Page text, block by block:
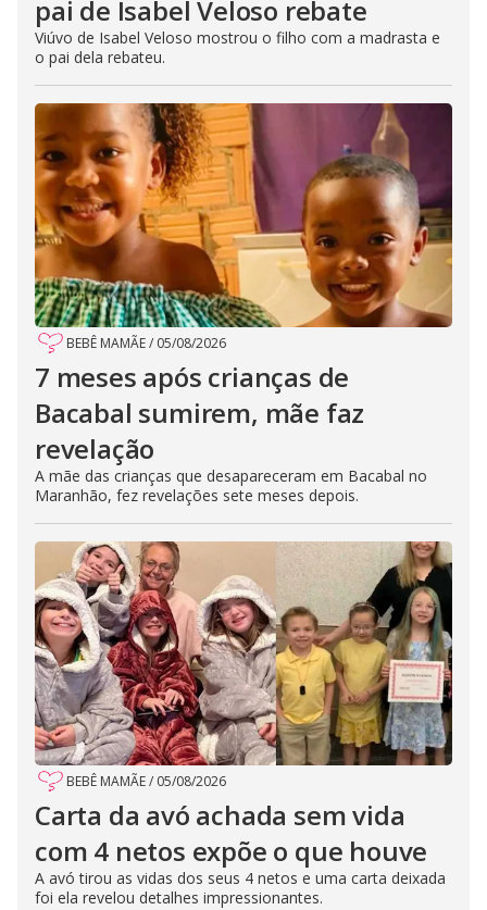
pai de Isabel Veloso rebate
Viúvo de Isabel Veloso mostrou o filho com a madrasta e
o pai dela rebateu.
BEBÊ MAMÃE/ 05/08/2026
7 meses após crianças de
Bacabal sumirem, mãe faz
revelação
A mãe das crianças que desapareceram em Bacabal no
Maranhão, fez revelações sete meses depois.
BEBÊ MAMÃE/ 05/08/2026
Carta da avó achada sem vida
com 4 netos expõe o que houve
A avó tirou as vidas dos seus 4 netos e uma carta deixada
foi ela revelou detalhes impressionantes.